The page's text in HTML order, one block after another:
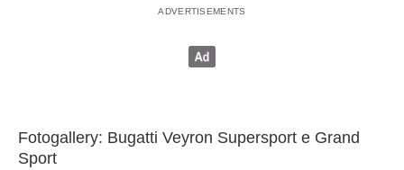
Fotogallery: Bugatti Veyron Supersport e Grand
Sport